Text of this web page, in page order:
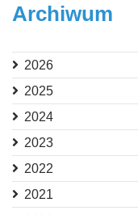
Archiwum
2026
2025
2024
2023
2022
2021